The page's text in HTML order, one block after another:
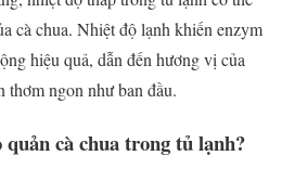
cà chua. Nhiệt độ lạnh khiến enzym
hiệu quả, dẫn đến hương vị của
ngon như ban đầu.
quản cà chua trong tủ lạnh?